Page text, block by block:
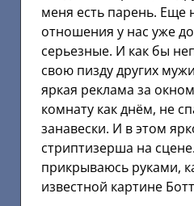
меня есть парень. Еще
отношения у нас уже
серьезные. И как бы
свою пизду других
яркая реклама за
комнату как днём, не
занавески. И в этом
стриптизерша на
прикрываюсь руками,
известной картине